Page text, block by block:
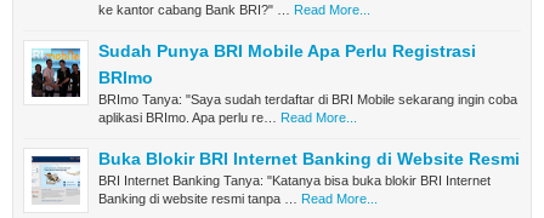
ke kantor cabang Bank BRI?" …
Read More...
Sudah Punya BRI Mobile Apa Perlu Registrasi
BRImo
BRImo Tanya: "Saya sudah terdaftar di BRI Mobile sekarang ingin coba
aplikasi BRImo. Apa perlu re…
Read More...
Buka Blokir BRI Internet Banking di Website Resmi
BRI Internet Banking Tanya: "Katanya bisa buka blokir BRI Internet
Banking di website resmi tanpa …
Read More...